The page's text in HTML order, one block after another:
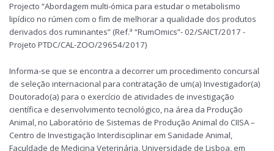
Projecto “Abordagem multi-ómica para estudar o metabolismo
lipídico no rúmen com o fim de melhorar a qualidade dos produtos
derivados dos ruminantes” (Ref.ª “RumOmics”- 02/SAICT/2017 -
Projeto PTDC/CAL-ZOO/29654/2017)
Informa-se que se encontra a decorrer um procedimento concursal
de seleção internacional para contratação de um(a) Investigador(a)
Doutorado(a) para o exercício de atividades de investigação
científica e desenvolvimento tecnológico, na área da Produção
Animal, no Laboratório de Sistemas de Produção Animal do CIISA –
Centro de Investigação Interdisciplinar em Sanidade Animal,
Faculdade de Medicina Veterinária, Universidade de Lisboa, em